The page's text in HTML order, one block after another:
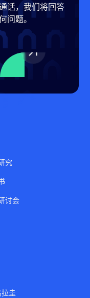
话，我们将回答
问题。
究
讨会
圭